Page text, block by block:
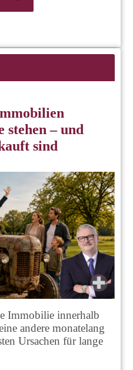
stehen – und
sind
Immobilie innerhalb
andere monatelang
Ursachen für lange